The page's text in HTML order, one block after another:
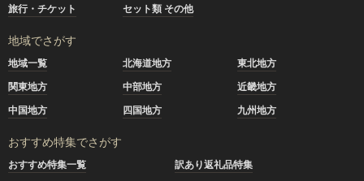
旅行・チケット
セット類 その他
地域でさがす
地域一覧 北海道地方
東北地方
関東地方
中部地方
近畿地方
中国地方
四国地方 九州地方
おすすめ特集でさがす
おすすめ特集一覧
訳あり返礼品特集